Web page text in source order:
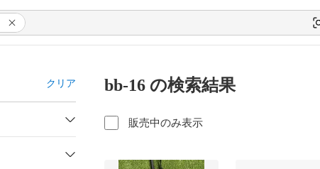
クリア bb-16 の検索結果
販売中のみ表示